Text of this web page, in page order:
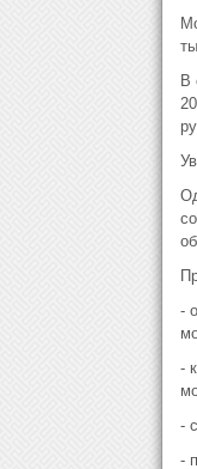
В
-
-
-
-